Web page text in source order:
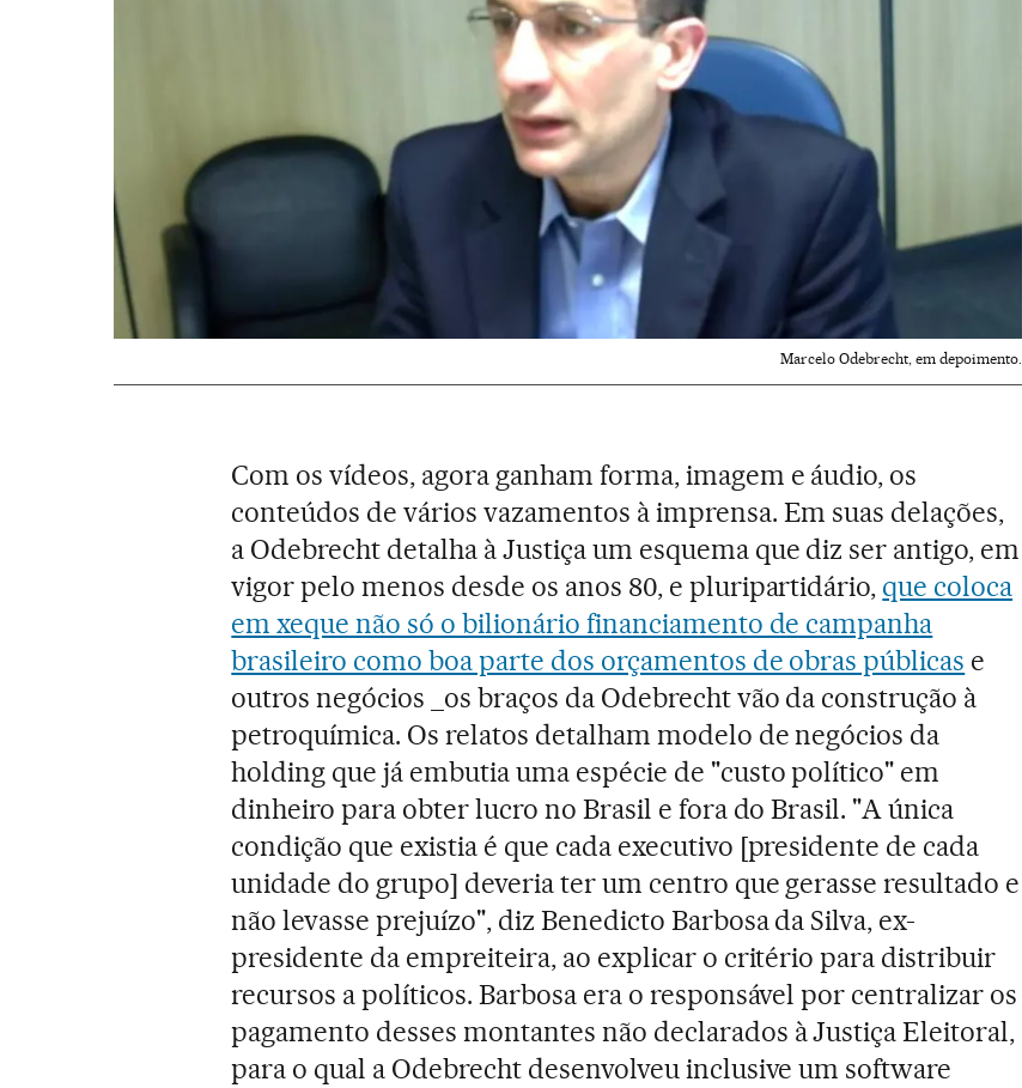
Marcelo Odebrecht, em depoimento.
Com os vídeos, agora ganham forma, imagem e áudio, os
conteúdos de vários vazamentos à imprensa. Em suas delações,
a Odebrecht detalha à Justiça um esquema que diz ser antigo, em
vigor pelo menos desde os anos 80, e pluripartidário, que coloca
em xeque não só o bilionário financiamento de campanha
brasileiro como boa parte dos orçamentos de obras públicas e
outros negócios _os braços da Odebrecht vão da construção à
petroquímica. Os relatos detalham modelo de negócios da
holding que já embutia uma espécie de "custo político" em
dinheiro para obter lucro no Brasil e fora do Brasil. "A única
condição que existia é que cada executivo [presidente de cada
unidade do grupo] deveria ter um centro que gerasse resultado e
não levasse prejuízo", diz Benedicto Barbosa da Silva, ex-
presidente da empreiteira, ao explicar o critério para distribuir
recursos a políticos. Barbosa era o responsável por centralizar os
pagamento desses montantes não declarados à Justiça Eleitoral,
para o qual a Odebrecht desenvolveu inclusive um software